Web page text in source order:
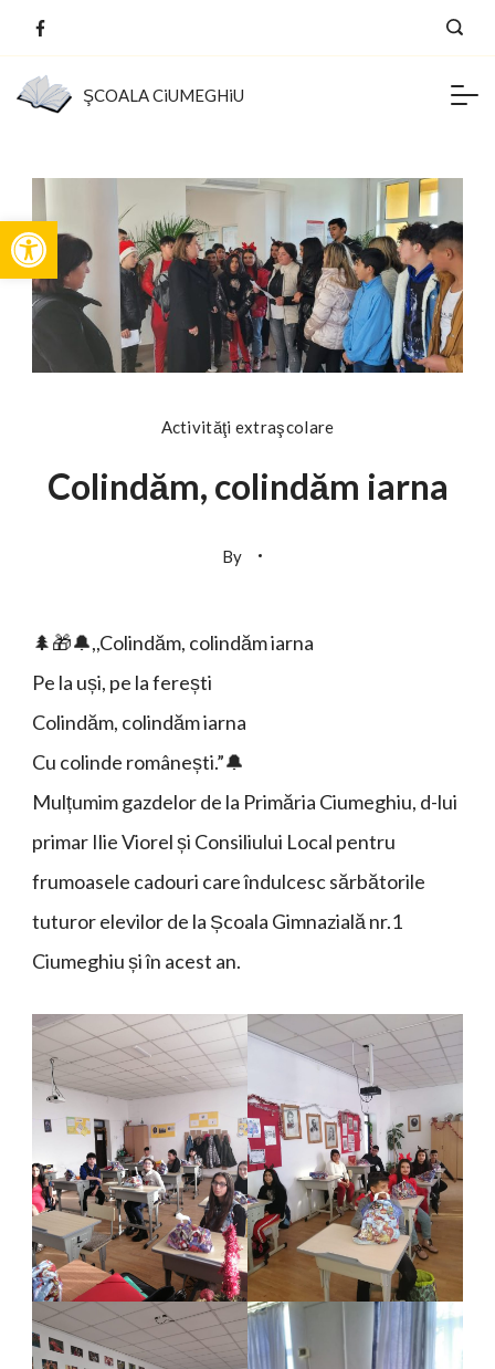
Deschide bara de unelte
to
content
ŞCOALA CiUMEGHiU
Activităţi extraşcolare
Colindăm, colindăm iarna
By
🌲🎁🔔,,Colindăm, colindăm iarna
Pe la uși, pe la ferești
Colindăm, colindăm iarna
Cu colinde românești.”🔔
Mulțumim gazdelor de la Primăria Ciumeghiu, d-lui
primar Ilie Viorel și Consiliului Local pentru
frumoasele cadouri care îndulcesc sărbătorile
tuturor elevilor de la Școala Gimnazială nr.1
Ciumeghiu și în acest an.